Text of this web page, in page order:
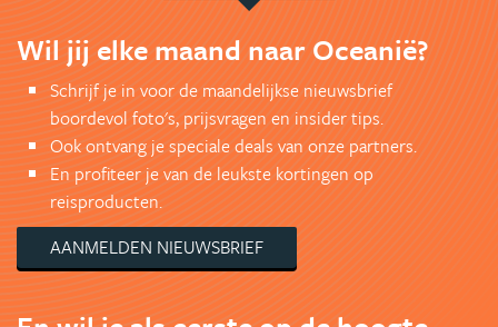
Wil jij elke maand naar Oceanië?
Schrijf je in voor de maandelijkse nieuwsbrief
boordevol foto's, prijsvragen en insider tips.
Ook ontvang je speciale deals van onze partners.
En profiteer je van de leukste kortingen op
reisproducten.
AANMELDEN NIEUWSBRIEF